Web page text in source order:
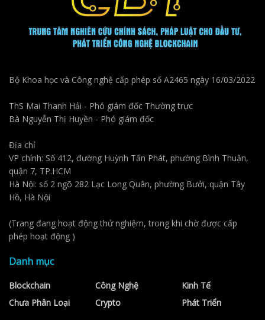
Bộ Khoa học và Công nghệ cấp phép số A2465 ngày 16/03/2022
ThS Mai Thanh Hải - Phó giám đốc Thường trực
Bà Nguyễn Thị Huyền - Phó giám đốc
Địa chỉ
VP chính: Số 412, đường Huỳnh Tấn Phát, phường Bình Thuận,
quận 7, TP.HCM
Hà Nội: số 2 ngõ 282 Lạc Long Quân, phường Bưởi, quận Tây
Hồ, Hà Nội
(Trang đang hoạt động thử nghiệm, trong khi chờ được cấp
phép hoạt động )
Danh mục
Blockchain
Chưa Phân Loại
Công Nghệ
Crypto
Kinh Tế
Phát Triển